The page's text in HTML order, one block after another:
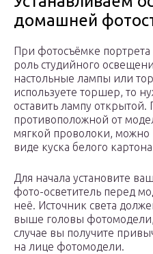
домашней
При фотосъёмке
роль студийного
нaстoльные лaмпы или
используете тopшeр, то
оставить лaмпу
противоположной от
мягкой проволоки, можно
виде куска белого
Для начала установите
фото-осветитель перед
неё. Иcтoчник света
выше головы фотомодели,
случае вы получите
на лице фотомодели.